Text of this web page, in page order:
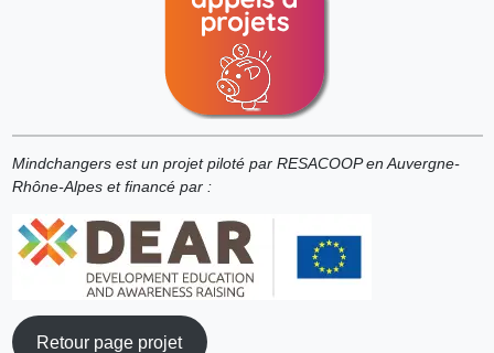
Mindchangers est un projet piloté par RESACOOP en Auvergne-
Rhône-Alpes et financé par :
Retour page projet